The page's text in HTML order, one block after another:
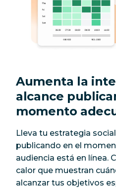
Aumenta la
alcance
momento
Lleva tu estrategia
publicando en el
audiencia está en línea.
calor que muestran
alcanzar tus objetivos